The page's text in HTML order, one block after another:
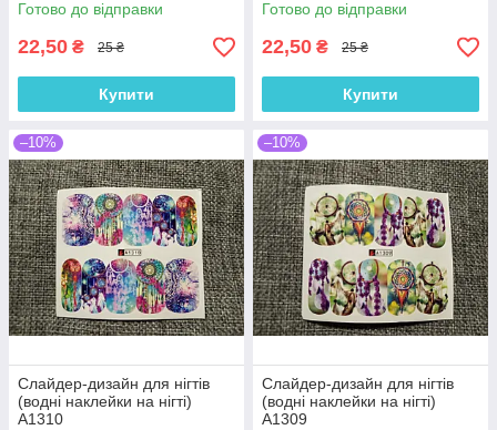
Готово до відправки
22,50 ₴ 25 ₴
Купити
Готово до відправки
22,50 ₴ 25 ₴
Купити
–10%
Слайдер-дизайн для нігтів
(водні наклейки на нігті)
A1310
–10%
Слайдер-дизайн для нігтів
(водні наклейки на нігті)
A1309